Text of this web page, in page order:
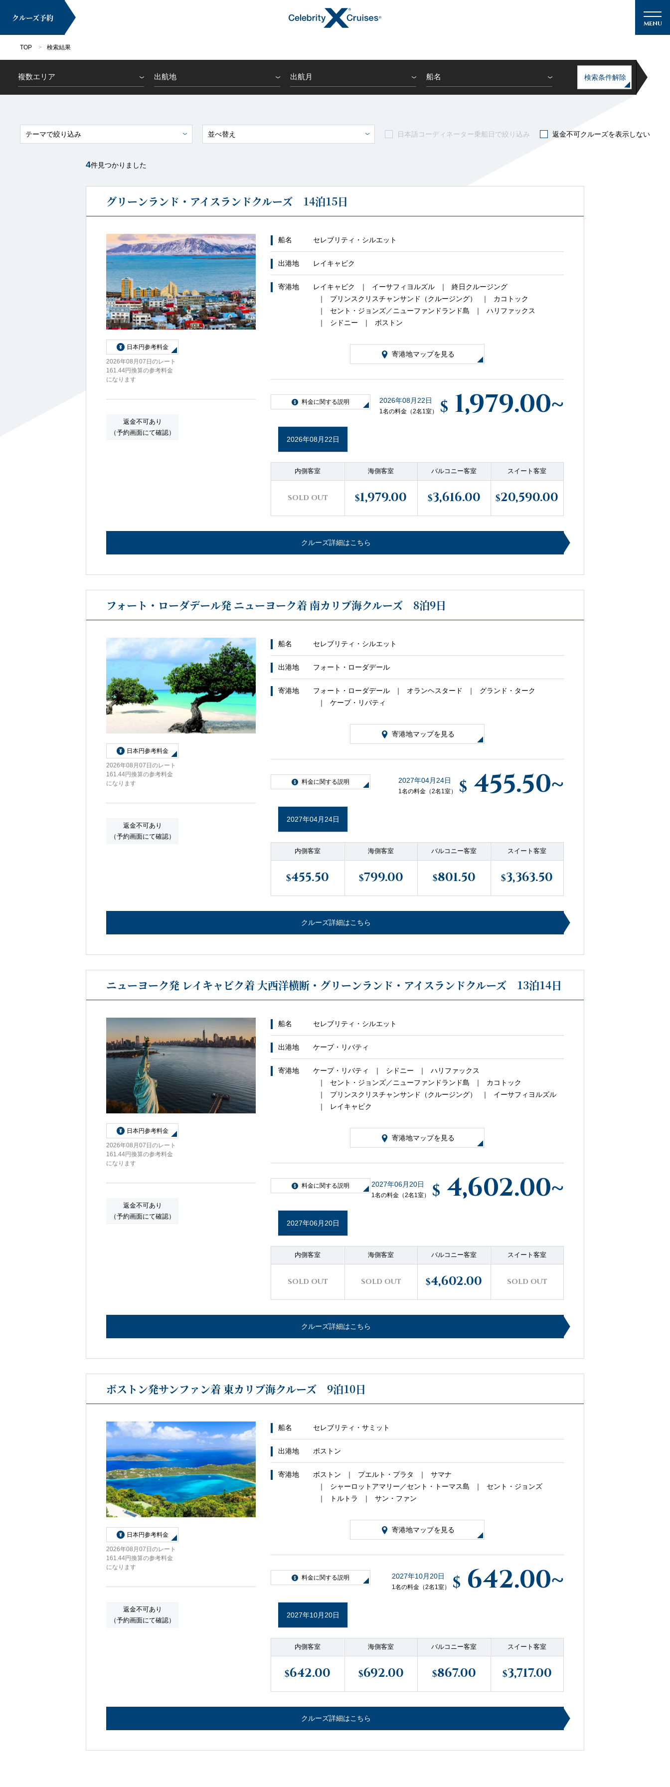
メルマガ登録
船内へようこそ 客船のご案内
パンフレット
セレブリティクルーズの世界
クルーズ予約
TOP 検索結果
複数エリア 出航地 出航月 船名 検索条件解除
テーマで絞り込み 並べ替え 日本語コーディネーター乗船日で絞り込み 返金不可クルーズを表示しない
4件見つかりました
グリーンランド・アイスランドクルーズ 14泊15日
船名 セレブリティ・シルエット
出港地 レイキャビク
寄港地 レイキャビク イーサフィヨルズル
終日クルージング
プリンスクリスチャンサンド（クルージング）
カコトック
セント・ジョンズ／ニューファンドランド島
ハリファックス
シドニー
ボストン
寄港地マップを見る
2026年08月22日
1名の料金（2名1室） $ 1,979.00~
料金に関する説明
2026年08月22日
内側客室
SOLD OUT
海側客室
$1,979.00
バルコニー客室
$3,616.00
スイート客室
$20,590.00
日本円参考料金
2026年08月07日のレート
161.44円換算の参考料金
になります
返金不可あり
（予約画面にて確認）
クルーズ詳細はこちら
フォート・ローダデール発 ニューヨーク着 南カリブ海クルーズ 8泊9日
船名 セレブリティ・シルエット
出港地 フォート・ローダデール
寄港地 フォート・ローダデール オランヘスタード
グランド・ターク
ケープ・リバティ
寄港地マップを見る
2027年04月24日
1名の料金（2名1室） $ 455.50~
料金に関する説明
2027年04月24日
内側客室
$455.50
海側客室
$799.00
バルコニー客室
$801.50
スイート客室
$3,363.50
日本円参考料金
2026年08月07日のレート
161.44円換算の参考料金
になります
返金不可あり
（予約画面にて確認）
クルーズ詳細はこちら
ニューヨーク発 レイキャビク着 大西洋横断・グリーンランド・アイスランドクルーズ 13泊14日
船名 セレブリティ・シルエット
出港地 ケープ・リバティ
寄港地 ケープ・リバティ シドニー
ハリファックス
セント・ジョンズ／ニューファンドランド島
カコトック
プリンスクリスチャンサンド（クルージング）
イーサフィヨルズル
レイキャビク
寄港地マップを見る
2027年06月20日
1名の料金（2名1室） $ 4,602.00~
料金に関する説明
2027年06月20日
内側客室
SOLD OUT
海側客室
SOLD OUT
バルコニー客室
$4,602.00
スイート客室
SOLD OUT
日本円参考料金
2026年08月07日のレート
161.44円換算の参考料金
になります
返金不可あり
（予約画面にて確認）
クルーズ詳細はこちら
ボストン発サンファン着 東カリブ海クルーズ 9泊10日
船名 セレブリティ・サミット
出港地 ボストン
寄港地 ボストン プエルト・プラタ
サマナ
シャーロットアマリー／セント・トーマス島
セント・ジョンズ
トルトラ
サン・ファン
寄港地マップを見る
2027年10月20日
1名の料金（2名1室） $ 642.00~
料金に関する説明
2027年10月20日
内側客室
$642.00
海側客室
$692.00
バルコニー客室
$867.00
スイート客室
$3,717.00
日本円参考料金
2026年08月07日のレート
161.44円換算の参考料金
になります
返金不可あり
（予約画面にて確認）
クルーズ詳細はこちら